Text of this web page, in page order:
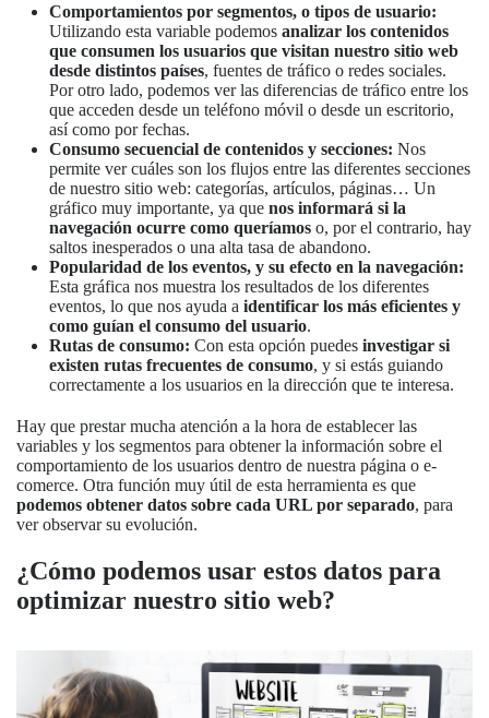
Comportamientos por segmentos, o tipos de usuario:
Utilizando esta variable podemos analizar los contenidos
que consumen los usuarios que visitan nuestro sitio web
desde distintos países, fuentes de tráfico o redes sociales.
Por otro lado, podemos ver las diferencias de tráfico entre los
que acceden desde un teléfono móvil o desde un escritorio,
así como por fechas.
Consumo secuencial de contenidos y secciones: Nos
permite ver cuáles son los flujos entre las diferentes secciones
de nuestro sitio web: categorías, artículos, páginas… Un
gráfico muy importante, ya que nos informará si la
navegación ocurre como queríamos o, por el contrario, hay
saltos inesperados o una alta tasa de abandono.
Popularidad de los eventos, y su efecto en la navegación:
Esta gráfica nos muestra los resultados de los diferentes
eventos, lo que nos ayuda a identificar los más eficientes y
como guían el consumo del usuario.
Rutas de consumo: Con esta opción puedes investigar si
existen rutas frecuentes de consumo, y si estás guiando
correctamente a los usuarios en la dirección que te interesa.
Hay que prestar mucha atención a la hora de establecer las
variables y los segmentos para obtener la información sobre el
comportamiento de los usuarios dentro de nuestra página o e-
comerce. Otra función muy útil de esta herramienta es que
podemos obtener datos sobre cada URL por separado, para
ver observar su evolución.
¿Cómo podemos usar estos datos para
optimizar nuestro sitio web?